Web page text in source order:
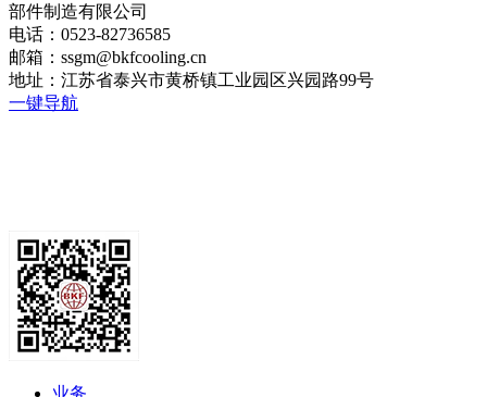
部件制造有限公司
电话：0523-82736585
邮箱：ssgm@bkfcooling.cn
地址：江苏省泰兴市黄桥镇工业园区兴园路99号
一键导航
业务